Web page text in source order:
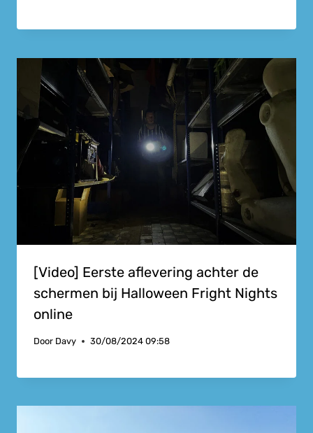
[Video] Eerste aflevering achter de
schermen bij Halloween Fright Nights
online
Door Davy 30/08/2024 09:58